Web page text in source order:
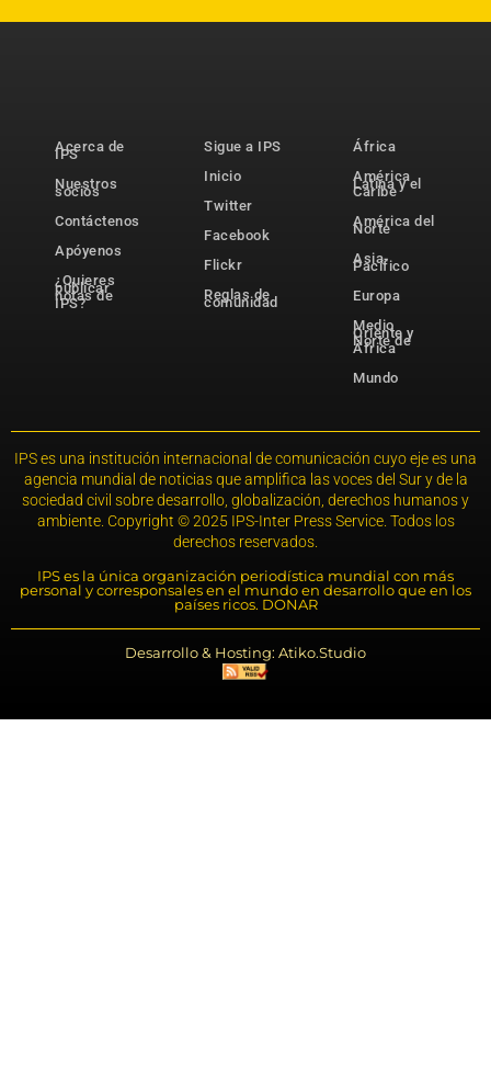
Acerca de
IPS
Nuestros
socios
Contáctenos
Apóyenos
¿Quieres
publicar
notas de
IPS?
Sigue a IPS
Inicio
Twitter
Facebook
Flickr
Reglas de
comunidad
África
América
Latina y el
Caribe
América del
Norte
Asia-
Pacífico
Europa
Medio
Oriente y
Norte de
África
Mundo
IPS es una institución internacional de comunicación cuyo eje es una
agencia mundial de noticias que amplifica las voces del Sur y de la
sociedad civil sobre desarrollo, globalización, derechos humanos y
ambiente. Copyright © 2025 IPS-Inter Press Service. Todos los
derechos reservados.
IPS es la única organización periodística mundial con más
personal y corresponsales en el mundo en desarrollo que en los
países ricos. DONAR
Desarrollo & Hosting: Atiko.Studio